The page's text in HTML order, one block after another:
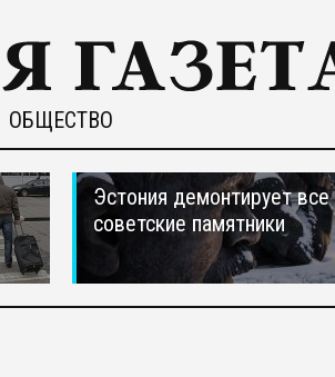
ОБЩЕСТВО
Эстония демонтирует все
советские памятники